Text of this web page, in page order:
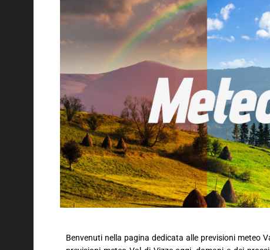
Benvenuti nella pagina dedicata alle previsioni meteo